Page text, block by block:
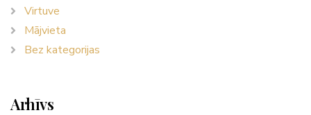
Virtuve
Mājvieta
Bez kategorijas
Arhīvs